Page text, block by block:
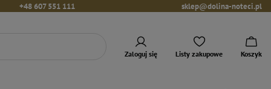
+48 607 551 111 sklep@dolina-noteci.pl
Zaloguj się Listy zakupowe Koszyk